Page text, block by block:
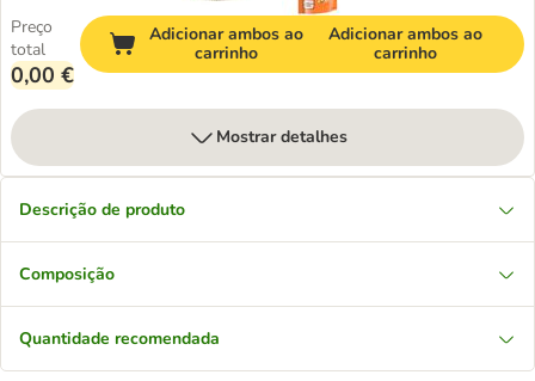
Preço
total
0,00 €
Adicionar ambos ao
carrinho
Adicionar ambos ao
carrinho
Mostrar detalhes
Descrição de produto
Composição
Quantidade recomendada